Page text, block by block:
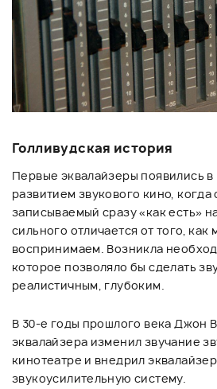
Голливудская история
Первые эквалайзеры появились в
развитием звукового кино, когда
записываемый сразу «как есть»
сильного отличается от того,
воспринимаем. Возникла
которое позволяло бы сделать
реалистичным, глубоким.
В 30-е годы прошлого века Джон
эквалайзера изменил звучание
кинотеатре и внедрил
звукоусилительную систему.